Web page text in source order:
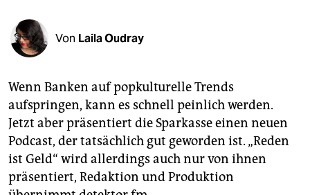
shop
fragen & hilfe
abo
genossenschaft
epaper login
Von Laila Oudray
Wenn Banken auf popkulturelle Trends
aufspringen, kann es schnell peinlich werden.
Jetzt aber präsentiert die Sparkasse einen neuen
Pod­cast, der tatsächlich gut geworden ist. „Reden
ist Geld“ wird allerdings auch nur von ihnen
präsentiert, Redaktion und Produktion